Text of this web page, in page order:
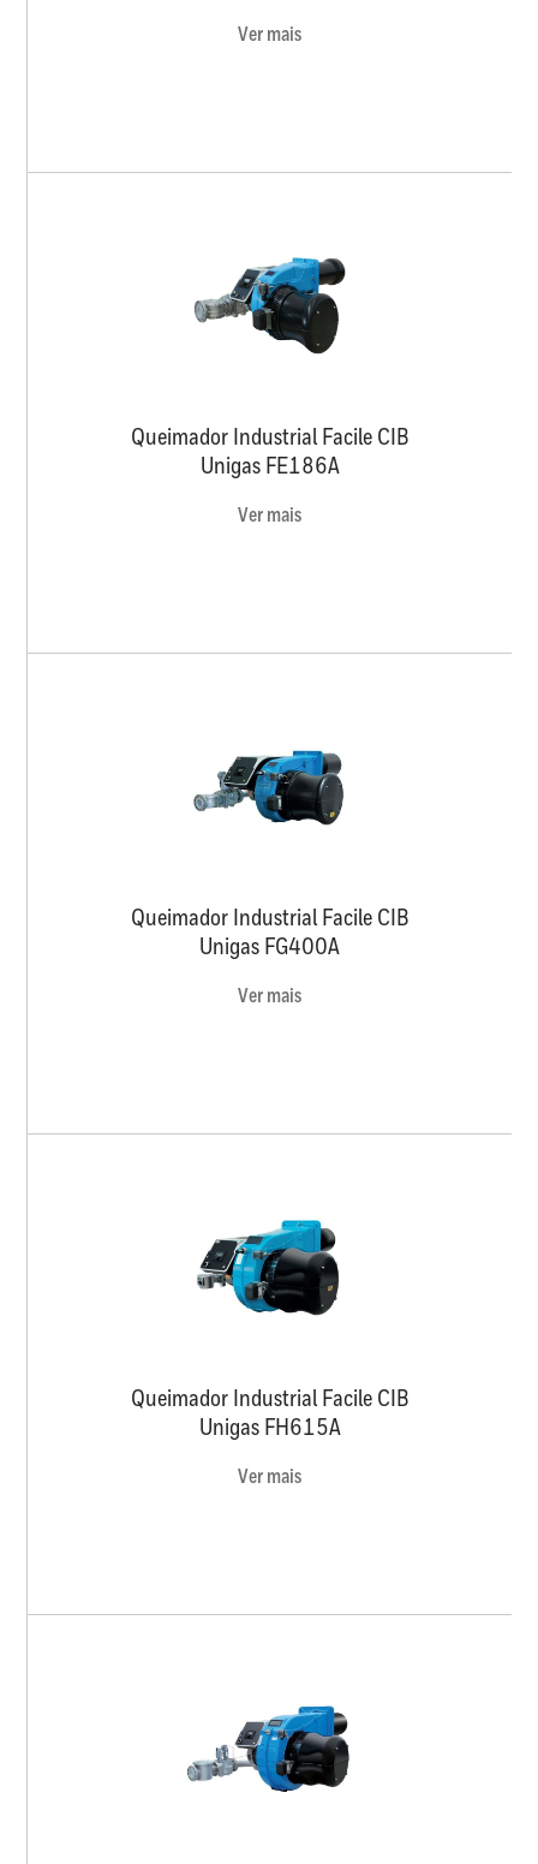
Ver mais
Queimador Industrial Facile CIB
Unigas FE186A
Ver mais
Queimador Industrial Facile CIB
Unigas FG400A
Ver mais
Queimador Industrial Facile CIB
Unigas FH615A
Ver mais